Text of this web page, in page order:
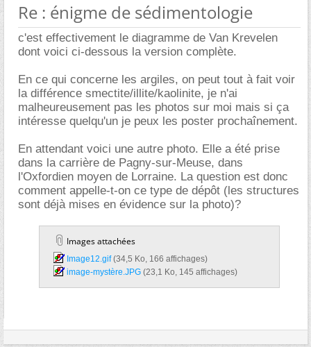
Re : énigme de sédimentologie
c'est effectivement le diagramme de Van Krevelen
dont voici ci-dessous la version complète.
En ce qui concerne les argiles, on peut tout à fait voir
la différence smectite/illite/kaolinite, je n'ai
malheureusement pas les photos sur moi mais si ça
intéresse quelqu'un je peux les poster prochaînement.
En attendant voici une autre photo. Elle a été prise
dans la carrière de Pagny-sur-Meuse, dans
l'Oxfordien moyen de Lorraine. La question est donc
comment appelle-t-on ce type de dépôt (les structures
sont déjà mises en évidence sur la photo)?
Images attachées
Image12.gif‎ (34,5 Ko, 166 affichages)
image-mystère.JPG‎ (23,1 Ko, 145 affichages)